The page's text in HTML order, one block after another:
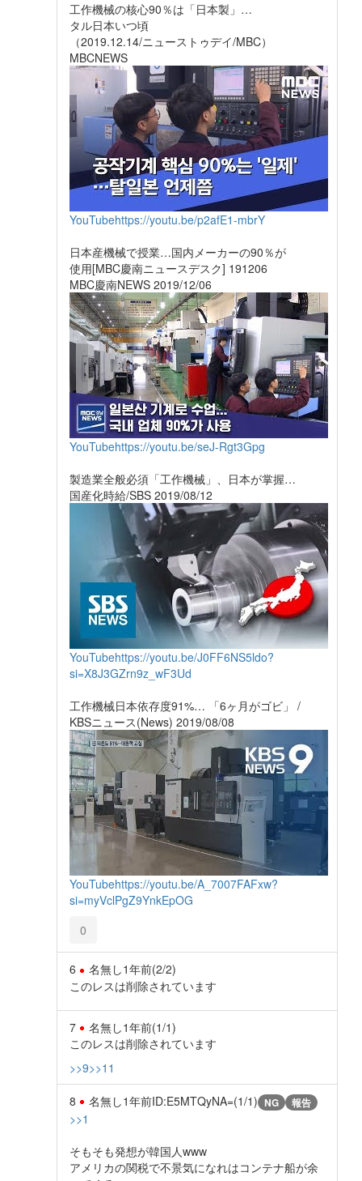
工作機械の核心90％は「日本製」…
タル日本いつ頃
（2019.12.14/ニューストゥデイ/MBC）
MBCNEWS
YouTubehttps://youtu.be/p2afE1-mbrY
日本産機械で授業…国内メーカーの90％が
使用[MBC慶南ニュースデスク] 191206
MBC慶南NEWS 2019/12/06
YouTubehttps://youtu.be/seJ-Rgt3Gpg
製造業全般必須「工作機械」、日本が掌握…
国産化時給/SBS 2019/08/12
YouTubehttps://youtu.be/J0FF6NS5ldo?
si=X8J3GZrn9z_wF3Ud
工作機械日本依存度91%… 「6ヶ月がゴビ」 /
KBSニュース(News) 2019/08/08
YouTubehttps://youtu.be/A_7007FAFxw?
si=myVclPgZ9YnkEpOG
0
6 名無し1年前(2/2)
このレスは削除されています
7 名無し1年前(1/1)
このレスは削除されています
>>9>>11
8 名無し1年前ID:E5MTQyNA=(1/1) NG 報告
>>1
そもそも発想が韓国人www
アメリカの関税で不景気になれはコンテナ船が余